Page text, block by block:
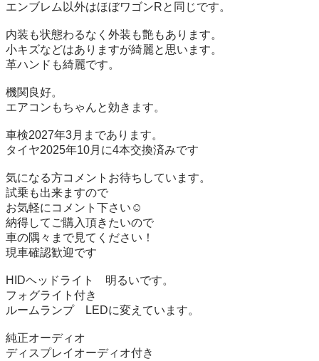
エンブレム以外はほぼワゴンRと同じです。
内装も状態わるなく外装も艶もあります。
小キズなどはありますが綺麗と思います。
革ハンドも綺麗です。
機関良好。
エアコンもちゃんと効きます。
車検2027年3月まであります。
タイヤ2025年10月に4本交換済みです
気になる方コメントお待ちしています。
試乗も出来ますので
お気軽にコメント下さい☺️
納得してご購入頂きたいので
車の隅々まで見てください！
現車確認歓迎です
HIDヘッドライト　明るいです。
フォグライト付き
ルームランプ　LEDに変えています。
純正オーディオ
ディスプレイオーディオ付き